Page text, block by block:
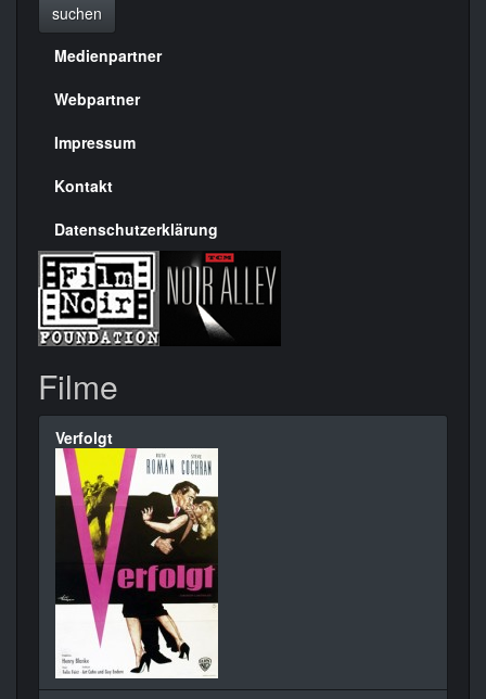
suchen
Menülinks
rechte
Seite
Medienpartner
Webpartner
Impressum
Kontakt
Datenschutzerklärung
Filme
Verfolgt